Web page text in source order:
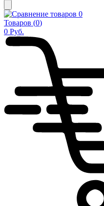
0
Товаров (0)
0 Руб.